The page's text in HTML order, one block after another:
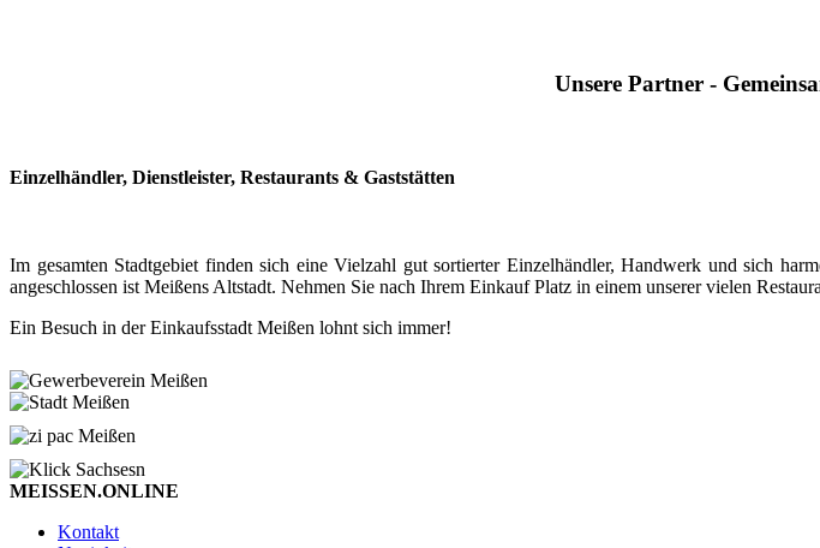
Unsere Partner -
Einzelhändler, Dienstleister, Restaurants & Gaststätten
Im gesamten Stadtgebiet finden sich eine Vielzahl gut sortierter Einzelhändler, Handwerk und sich
angeschlossen ist Meißens Altstadt. Nehmen Sie nach Ihrem Einkauf Platz in einem unserer vielen
Ein Besuch in der Einkaufsstadt Meißen lohnt sich immer!
MEISSEN.ONLINE
Kontakt